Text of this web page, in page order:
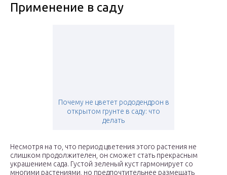
Применение в саду
Почему не цветет рододендрон в
открытом грунте в саду: что
делать
Несмотря на то, что период цветения этого растения не
слишком продолжителен, он сможет стать прекрасным
украшением сада. Густой зеленый куст гармонирует со
многими растениями, но предпочтительнее размещать